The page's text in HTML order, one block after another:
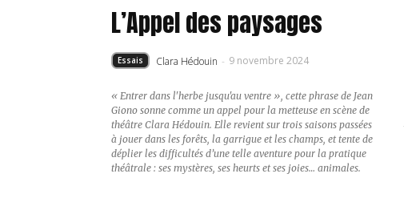
L’Appel des paysages
Essais Clara Hédouin - 9 novembre 2024
« Entrer dans l'herbe jusqu'au ventre », cette phrase de Jean
Giono sonne comme un appel pour la metteuse en scène de
théâtre Clara Hédouin. Elle revient sur trois saisons passées
à jouer dans les forêts, la garrigue et les champs, et tente de
déplier les difficultés d’une telle aventure pour la pratique
théâtrale : ses mystères, ses heurts et ses joies… animales.